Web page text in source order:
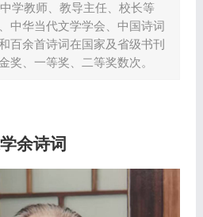
学教师、教导主任、校长等
中华当代文学学会、中国诗词
百余首诗词在国家及省级书刊
奖、一等奖、二等奖数次。
余诗词